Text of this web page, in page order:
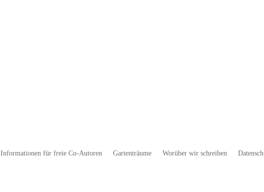
Informationen für freie Co-Autoren Gartenträume Worüber wir schreiben